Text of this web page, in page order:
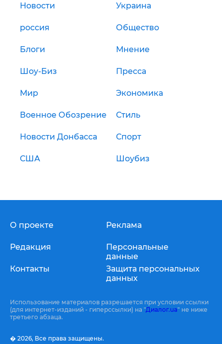
Новости Украина
россия Общество
Блоги Мнение
Шоу-Биз Пресса
Мир Экономика
Военное Обозрение Стиль
Новости Донбасса Спорт
США Шоубиз
О проекте
Редакция
Контакты
Реклама
Персональные
данные
Защита персональных
данных
Использование материалов разрешается при условии ссылки
(для интернет-изданий - гиперссылки) на "Диалог.ua" не ниже
третьего абзаца.
� 2026, Все права защищены.